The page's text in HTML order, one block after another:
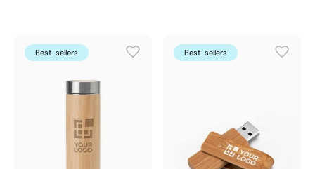
Best-sellers Best-sellers